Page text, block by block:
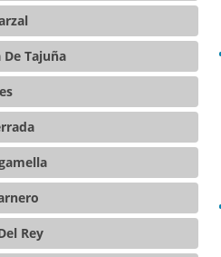
Tajuña
Rey